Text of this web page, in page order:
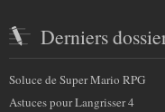
Derniers
Soluce de Super Mario RPG
Astuces pour Langrisser 4